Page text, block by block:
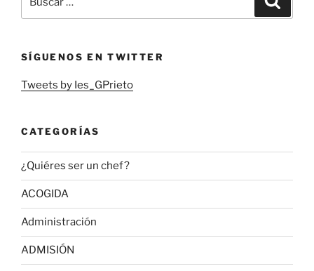
por:
SÍGUENOS EN TWITTER
Tweets by Ies_GPrieto
CATEGORÍAS
¿Quiéres ser un chef?
ACOGIDA
Administración
ADMISIÓN